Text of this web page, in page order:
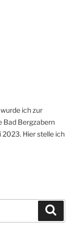
ich zur
Bad Bergzabern
Hier stelle ich